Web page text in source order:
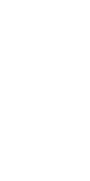
Lengkap